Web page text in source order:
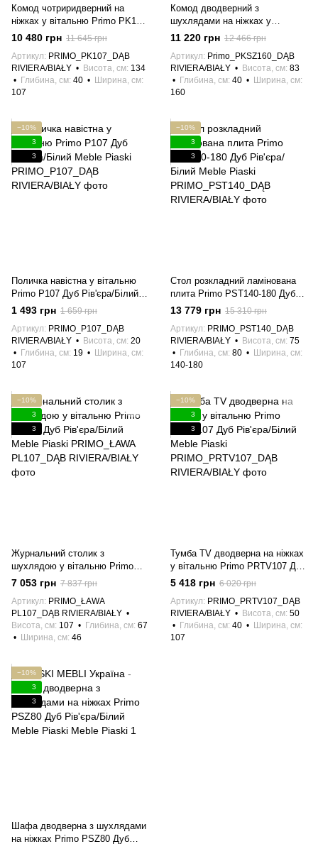
Комод чотриридверний на
ніжках у вітальню Primo PK107
Дуб Рів'єра/Білий Meble Piaski
10 480 грн 11 645 грн
Артикул
PRIMO_PK107_DĄB
RIVIERA/BIAŁY
Висота, см 134
Глибина, см 40
Ширина, см
107
Комод дводверний з
шухлядами на ніжках у
вітальню Primo PKSZ160 Дуб
Рів'єра/Білий Meble Piaski
11 220 грн 12 466 грн
Артикул
Primo_PKSZ160_DĄB
RIVIERA/BIAŁY
Висота, см 83
Глибина, см 40
Ширина, см
160
−10%
3
3
Поличка навістна у вітальню
Primo P107 Дуб Рів'єра/Білий
Meble Piaski
1 493 грн 1 659 грн
Артикул
PRIMO_P107_DĄB
RIVIERA/BIAŁY
Висота, см 20
Глибина, см 19
Ширина, см
107
−10%
3
3
Стол розкладний ламінована
плита Primo PST140-180 Дуб
Рів'єра/Білий Meble Piaski
13 779 грн 15 310 грн
Артикул
PRIMO_PST140_DĄB
RIVIERA/BIAŁY
Висота, см 75
Глибина, см 80
Ширина, см
140-180
−10%
3
3
Журнальний столик з
шухлядою у вітальню Primo
PL107 Дуб Рів'єра/Білий Meble
7 053 грн 7 837 грн
Артикул
PRIMO_ŁAWA
PL107_DĄB RIVIERA/BIAŁY
Висота, см 107 Глибина, см 67
Ширина, см 46
−10%
3
3
Тумба TV дводверна на ніжках
у вітальню Primo PRTV107 Дуб
Рів'єра/Білий Meble Piaski
5 418 грн 6 020 грн
Артикул
PRIMO_PRTV107_DĄB
RIVIERA/BIAŁY
Висота, см 50
Глибина, см 40
Ширина, см
107
−10%
3
3
Шафа дводверна з шухлядами
на ніжках Primo PSZ80 Дуб